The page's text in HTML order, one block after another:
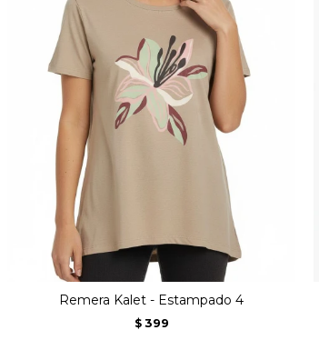
Remera Kalet - Estampado 4
$ 399